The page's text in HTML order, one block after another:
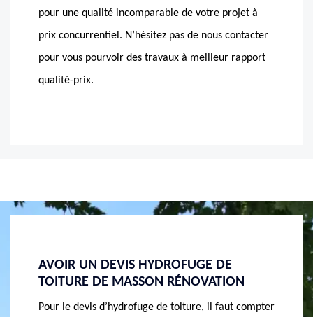
pour une qualité incomparable de votre projet à
prix concurrentiel. N’hésitez pas de nous contacter
pour vous pourvoir des travaux à meilleur rapport
qualité-prix.
NOTRE ENTREPRISE D’HYDROFUGE DE
TOITURE À SCIEZ À VOTRE SERVICE
Notre entreprise d’hydrofuge de toiture MASSON